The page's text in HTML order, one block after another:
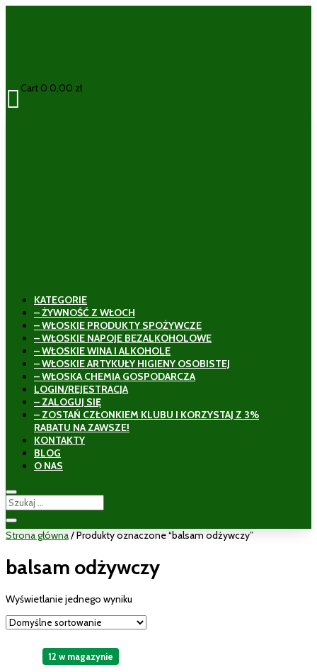
 Cart 0 0,00 zł
KATEGORIE
– ŻYWNOŚĆ Z WŁOCH
– WŁOSKIE PRODUKTY SPOŻYWCZE
– WŁOSKIE NAPOJE BEZALKOHOLOWE
– WŁOSKIE WINA I ALKOHOLE
– WŁOSKIE ARTYKUŁY HIGIENY OSOBISTEJ
– WŁOSKA CHEMIA GOSPODARCZA
LOGIN/REJESTRACJA
– ZALOGUJ SIĘ
– ZOSTAŃ CZŁONKIEM KLUBU I KORZYSTAJ Z 3%
RABATU NA ZAWSZE!
KONTAKTY
BLOG
O NAS
Strona główna/ Produkty oznaczone “balsam odżywczy”
balsam odżywczy
Wyświetlanie jednego wyniku
12 w magazynie